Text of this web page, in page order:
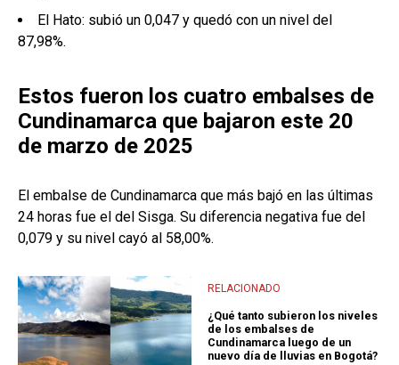
El Hato: subió un 0,047 y quedó con un nivel del
87,98%.
Estos fueron los cuatro embalses de
Cundinamarca que bajaron este 20
de marzo de 2025
El embalse de Cundinamarca que más bajó en las últimas
24 horas fue el del Sisga. Su diferencia negativa fue del
0,079 y su nivel cayó al 58,00%.
RELACIONADO
¿Qué tanto subieron los niveles
de los embalses de
Cundinamarca luego de un
nuevo día de lluvias en Bogotá?